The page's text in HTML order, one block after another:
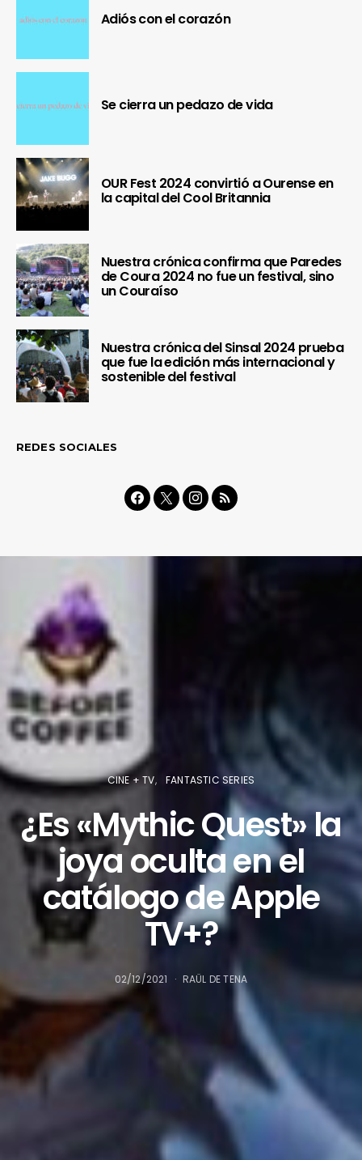
Adiós con el corazón
Se cierra un pedazo de vida
OUR Fest 2024 convirtió a Ourense en
la capital del Cool Britannia
Nuestra crónica confirma que Paredes
de Coura 2024 no fue un festival, sino
un Couraíso
Nuestra crónica del Sinsal 2024 prueba
que fue la edición más internacional y
sostenible del festival
REDES SOCIALES
CINE + TV FANTASTIC SERIES
¿Es «Mythic Quest» la
joya oculta en el
catálogo de Apple
TV+?
02/12/2021 RAÜL DE TENA